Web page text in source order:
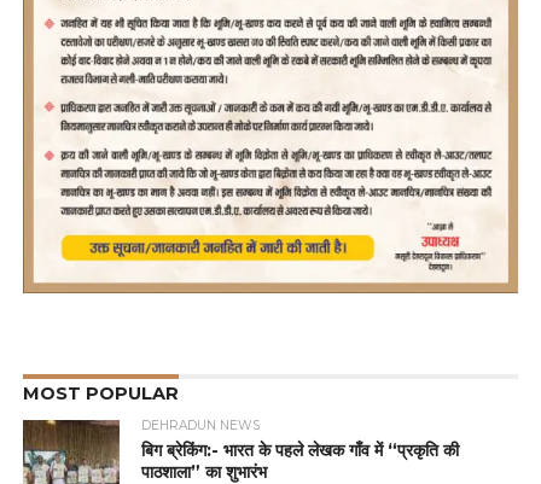
MOST POPULAR
DEHRADUN NEWS
बिग ब्रेकिंग:- भारत के पहले लेखक गाँव में “प्रकृति की
पाठशाला” का शुभारंभ